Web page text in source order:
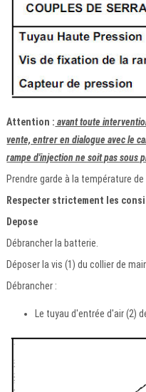
Attention : avant toute
vente, entrer en dialogue avec le
rampe d'injection ne soit pas sous
Prendre garde à la température de
Respecter strictement les
Depose
Débrancher la batterie.
Déposer la vis (1) du collier de
Débrancher :
Le tuyau d'entrée d'air (2)